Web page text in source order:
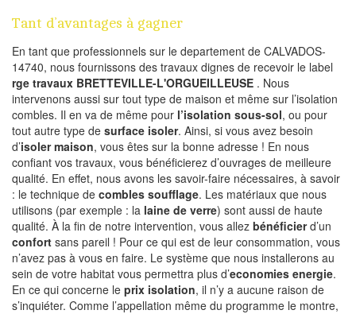
Tant d’avantages à gagner
En tant que professionnels sur le departement de CALVADOS-
14740, nous fournissons des travaux dignes de recevoir le label
rge travaux BRETTEVILLE-L'ORGUEILLEUSE . Nous
intervenons aussi sur tout type de maison et même sur l’isolation
combles. Il en va de même pour l’isolation sous-sol, ou pour
tout autre type de surface isoler. Ainsi, si vous avez besoin
d’isoler maison, vous êtes sur la bonne adresse ! En nous
confiant vos travaux, vous bénéficierez d’ouvrages de meilleure
qualité. En effet, nous avons les savoir-faire nécessaires, à savoir
: le technique de combles soufflage. Les matériaux que nous
utilisons (par exemple : la laine de verre) sont aussi de haute
qualité. À la fin de notre intervention, vous allez bénéficierd’un
confort sans pareil ! Pour ce qui est de leur consommation, vous
n’avez pas à vous en faire. Le système que nous installerons au
sein de votre habitat vous permettra plus d’economies energie.
En ce qui concerne le prix isolation, il n’y a aucune raison de
s’inquiéter. Comme l’appellation même du programme le montre,